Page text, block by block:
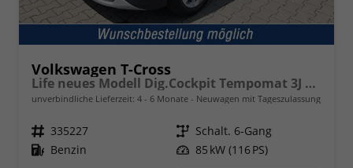
Volkswagen T-Cross
Life neues Modell Dig.Cockpit Tempomat 3J Garantie
unverbindliche Lieferzeit: 4 - 6 Monate Neuwagen mit Tageszulassung
Fahrzeugnr. 335227 Getriebe Schalt. 6-Gang
Kraftstoff Benzin Leistung 85 kW (116 PS)